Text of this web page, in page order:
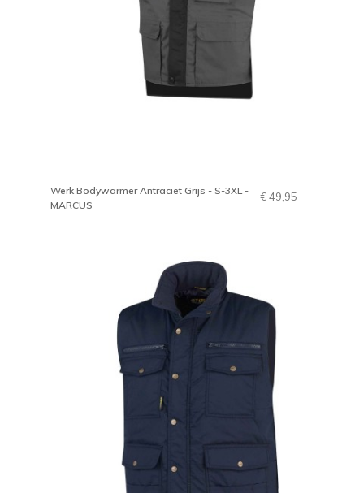
Werk Bodywarmer Antraciet Grijs - S-3XL -
MARCUS
€ 49,95